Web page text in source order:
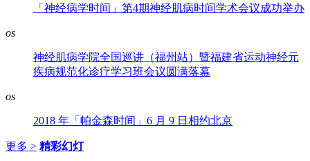
「神经病学时间」第4期神经肌病时间学术会议成功举办
os
神经肌病学院全国巡讲（福州站）暨福建省运动神经元
疾病规范化诊疗学习班会议圆满落幕
os
2018 年「帕金森时间」6 月 9 日相约北京
更多 > 精彩幻灯